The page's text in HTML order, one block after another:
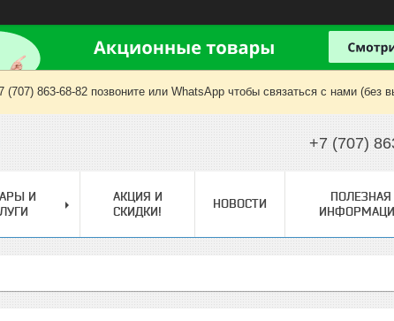
(707) 863-68-82 позвоните или WhatsApp чтобы связаться с нами (без
+7 (707)
И
АКЦИЯ И
СКИДКИ!
НОВОСТИ
ПОЛЕЗНАЯ